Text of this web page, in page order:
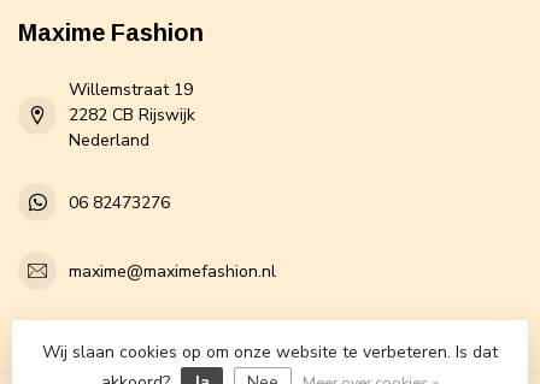
Maxime Fashion
Willemstraat 19
2282 CB Rijswijk
Nederland
06 82473276
maxime@maximefashion.nl
Categorieën
Wij slaan cookies op om onze website te verbeteren. Is dat